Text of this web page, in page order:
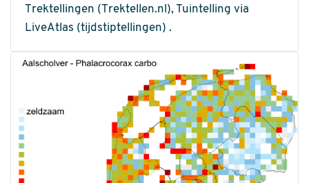
Trektellingen (Trektellen.nl), Tuintelling via
LiveAtlas (tijdstiptellingen) .